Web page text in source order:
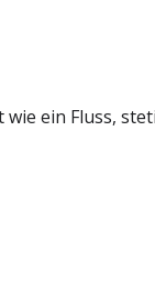
wie ein Fluss,